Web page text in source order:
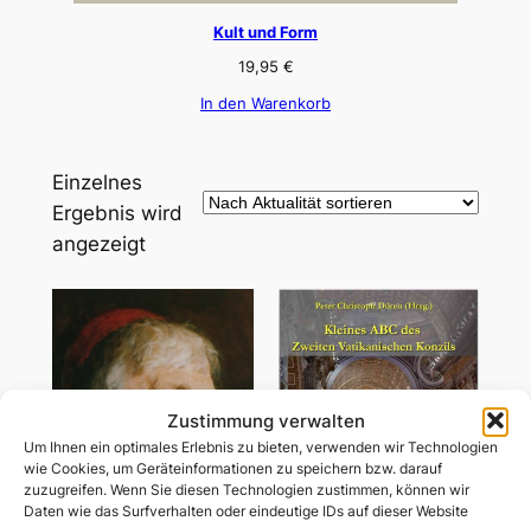
Zustimmung verwalten
Um Ihnen ein optimales Erlebnis zu bieten, verwenden wir Technologien
wie Cookies, um Geräteinformationen zu speichern bzw. darauf
zuzugreifen. Wenn Sie diesen Technologien zustimmen, können wir
Daten wie das Surfverhalten oder eindeutige IDs auf dieser Website
Kult und Form
19,95 €
In den Warenkorb
Einzelnes
Ergebnis wird
angezeigt